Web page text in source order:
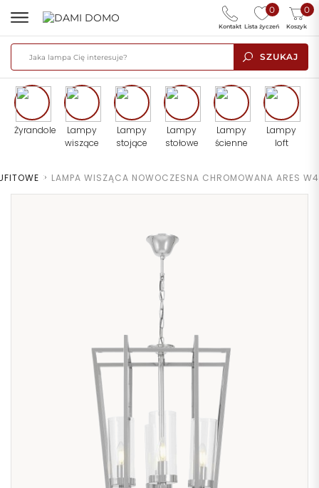
SZUKAJ
0
Lista życzeń
0
Koszyk
Kontakt
Żyrandole
Lampy
wiszące
Lampy
stojące
Lampy
stołowe
Lampy
ścienne
Lampy
loft
> LAMPA WISZĄCA NOWOCZESNA CHROMOWANA ARES W4